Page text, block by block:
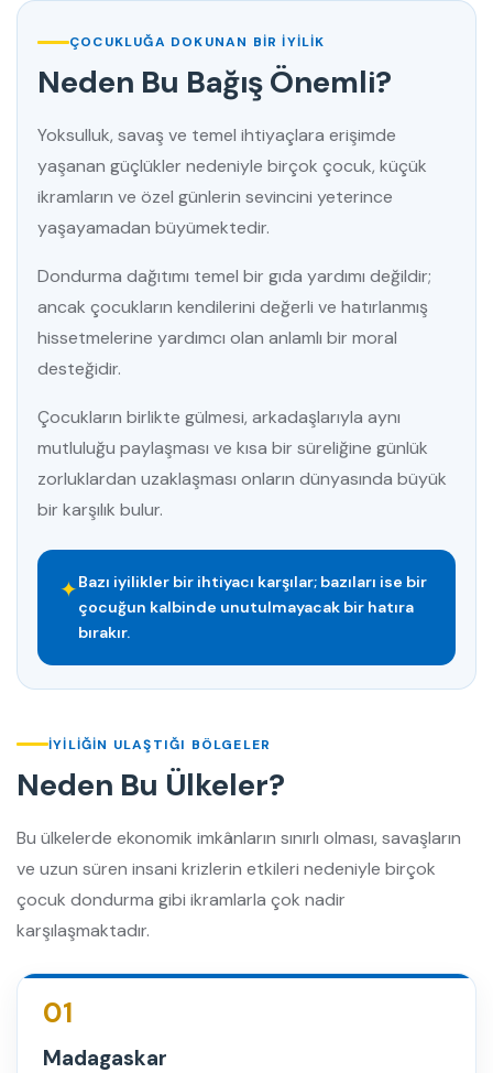
ÇOCUKLUĞA DOKUNAN BIR İYILIK
Neden Bu Bağış Önemli?
Yoksulluk, savaş ve temel ihtiyaçlara erişimde
yaşanan güçlükler nedeniyle birçok çocuk, küçük
ikramların ve özel günlerin sevincini yeterince
yaşayamadan büyümektedir.
Dondurma dağıtımı temel bir gıda yardımı değildir;
ancak çocukların kendilerini değerli ve hatırlanmış
hissetmelerine yardımcı olan anlamlı bir moral
desteğidir.
Çocukların birlikte gülmesi, arkadaşlarıyla aynı
mutluluğu paylaşması ve kısa bir süreliğine günlük
zorluklardan uzaklaşması onların dünyasında büyük
bir karşılık bulur.
✦Bazı iyilikler bir ihtiyacı karşılar; bazıları ise bir
çocuğun kalbinde unutulmayacak bir hatıra
bırakır.
İYILIĞIN ULAŞTIĞI BÖLGELER
Neden Bu Ülkeler?
Bu ülkelerde ekonomik imkânların sınırlı olması, savaşların
ve uzun süren insani krizlerin etkileri nedeniyle birçok
çocuk dondurma gibi ikramlarla çok nadir
karşılaşmaktadır.
01
Madagaskar